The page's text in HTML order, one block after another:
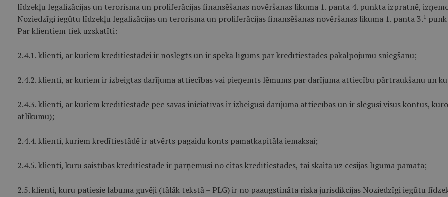
līdzekļu legalizācijas un terorisma un proliferācijas finansēšanas novēršanas likuma 1. panta 4. punkta izpratnē,
Noziedzīgi iegūtu līdzekļu legalizācijas un terorisma un proliferācijas finansēšanas novēršanas likuma 1. panta 3. 1
Par klientiem tiek uzskatīti:
2.4.1. klienti, ar kuriem kredītiestādei ir noslēgts un ir spēkā līgums par kredītiestādes pakalpojumu sniegšanu;
2.4.2. klienti, ar kuriem ir izbeigtas darījuma attiecības vai pieņemts lēmums par darījuma attiecību pārtraukšanu un
2.4.3. klienti, ar kuriem kredītiestāde pēc savas iniciatīvas ir izbeigusi darījuma attiecības un ir slēgusi visus kontus,
atlikumu);
2.4.4. klienti, kuriem kredītiestādē ir atvērts pagaidu konts pamatkapitāla iemaksai;
2.4.5. klienti, kuru saistības kredītiestāde ir pārņēmusi no citas kredītiestādes, tai skaitā uz cesijas līguma pamata;
2.5. klienti, kuru patiesie labuma guvēji (tālāk tekstā – PLG) ir no paaugstināta riska jurisdikcijas Noziedzīgi iegūtu